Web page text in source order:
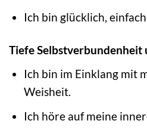
Ich bin glücklich,
Tiefe
Ich bin im Einklang mit
Weisheit.
Ich höre auf meine